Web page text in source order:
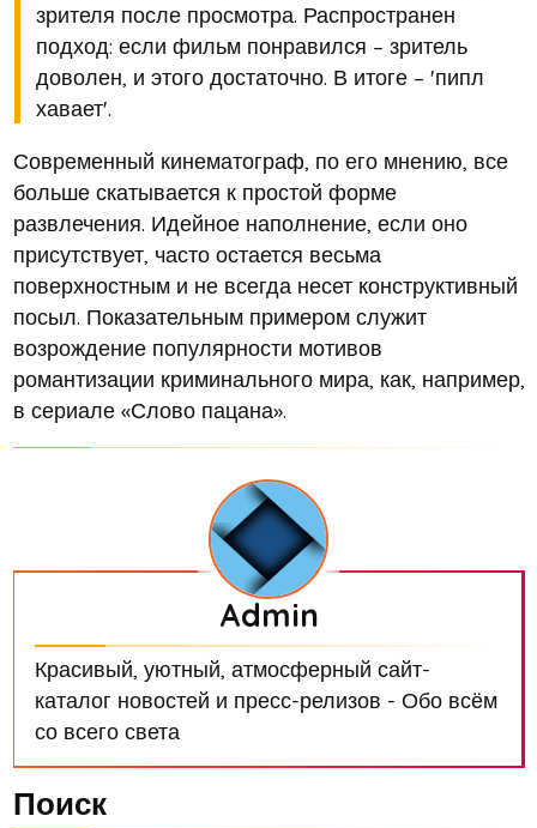
зрителя после просмотра. Распространен
подход: если фильм понравился – зритель
доволен, и этого достаточно. В итоге – 'пипл
хавает'.
Современный кинематограф, по его мнению, все
больше скатывается к простой форме
развлечения. Идейное наполнение, если оно
присутствует, часто остается весьма
поверхностным и не всегда несет конструктивный
посыл. Показательным примером служит
возрождение популярности мотивов
романтизации криминального мира, как, например,
в сериале «Слово пацана».
Admin
Красивый, уютный, атмосферный сайт-
каталог новостей и пресс-релизов - Обо всём
со всего света
Поиск